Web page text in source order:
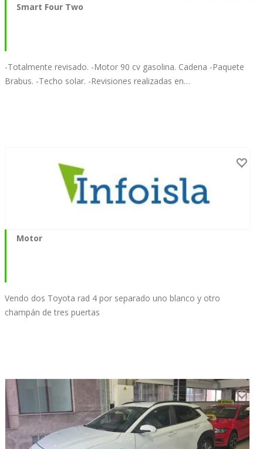
Smart Four Two
-Totalmente revisado. -Motor 90 cv gasolina. Cadena -Paquete
Brabus. -Techo solar. -Revisiones realizadas en…
Motor
Vendo dos Toyota rad 4 por separado uno blanco y otro
champán de tres puertas